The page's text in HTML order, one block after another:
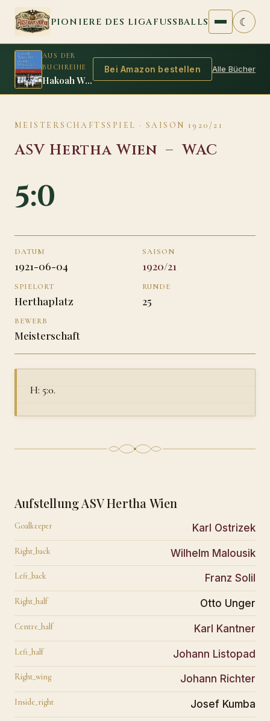
Zum Inhalt springen
PIONIERE DES LIGAFUSSBALLS ☾
AUS DER
BUCHREIHE
Hakoah Wien: Der einzige Meistertitel
Bei Amazon bestellen Alle Bücher
MEISTERSCHAFTSSPIEL · SAISON 1920/21
ASV Hertha Wien –WAC
5:0
DATUM
1921-06-04
SAISON
1920/21
SPIELORT
Herthaplatz
RUNDE
25
BEWERB
Meisterschaft
H: 5:0.
Aufstellung ASV Hertha Wien
Goalkeeper Karl Ostrizek
Right_back Wilhelm Malousik
Left_back Franz Solil
Right_half Otto Unger
Centre_half Karl Kantner
Left_half Johann Listopad
Right_wing Johann Richter
Inside_right Josef Kumba